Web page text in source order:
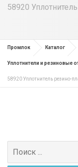
58920
Промлок Каталог
Уплотнители и резиновые
58920 Уплотнитель резино-
Поиск
для: